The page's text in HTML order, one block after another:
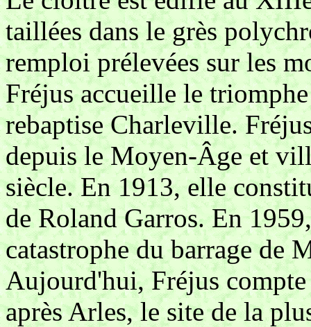
taillées dans le grès
remploi prélevées sur les
Fréjus accueille le
rebaptise Charleville.
depuis le Moyen-Âge et
siècle. En 1913, elle
de Roland Garros. En
catastrophe du barrage de
Aujourd'hui, Fréjus
après Arles, le site de la